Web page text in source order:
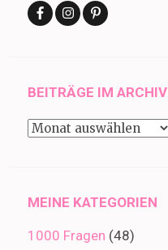
BEITRÄGE IM ARCHIV
Beiträge
MEINE KATEGORIEN
1000 Fragen (48)